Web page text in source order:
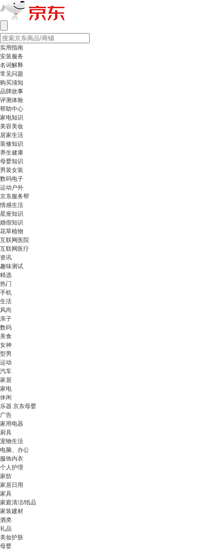
实用指南
安装服务
名词解释
常见问题
购买须知
品牌故事
评测体验
帮助中心
家电知识
美容美妆
居家生活
装修知识
养生健康
母婴知识
男装女装
数码电子
运动户外
京东服务帮
情感生活
星座知识
婚假知识
花草植物
互联网医院
互联网医疗
资讯
趣味测试
精选
热门
手机
生活
风尚
亲子
数码
美食
女神
型男
运动
汽车
家居
家电
休闲
乐器 京东母婴
广告
家用电器
厨具
宠物生活
电脑、办公
服饰内衣
个人护理
家纺
家居日用
家具
家庭清洁/纸品
家装建材
酒类
礼品
美妆护肤
母婴